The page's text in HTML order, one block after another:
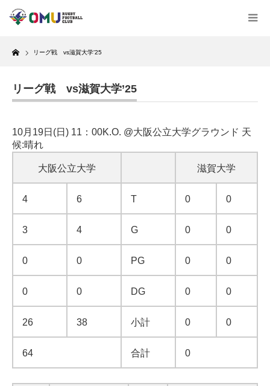
Home
リーグ戦 vs滋賀大学’25
リーグ戦 vs滋賀大学’25
10月19日(日) 11：00K.O. @大阪公立大学グラウンド 天
候:晴れ
大阪公立大学 滋賀大学
4 6 T 0 0
3 4 G 0 0
0 0 PG 0 0
0 0 DG 0 0
26 38 小計 0 0
64 合計 0